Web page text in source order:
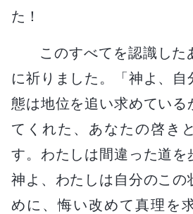
た！
このすべてを認識した
に祈りました。「神よ、自
態は地位を追い求めている
てくれた、あなたの啓き
す。わたしは間違った道を
神よ、わたしは自分のこの
めに、悔い改めて真理を